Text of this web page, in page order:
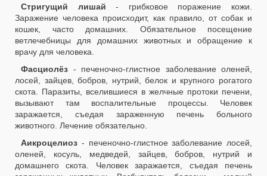
Стригущий лишай - грибковое поражение кожи.
Заражение человека происходит, как правило, от собак и
кошек, часто домашних. Обязательное посещение
ветлечебницы для домашних животных и обращение к
врачу для человека.
Фасциолёз - печеночно-глистное заболевание оленей,
лосей, зайцев, бобров, нутрий, белок и крупного рогатого
скота. Паразиты, вселившиеся в желчные протоки печени,
вызывают там воспалительные процессы. Человек
заражается, съедая зараженную печень больного
животного. Лечение обязательно.
Аикроцелиоз - печеночно-глистное заболевание лосей,
оленей, косуль, медведей, зайцев, бобров, нутрий и
домашнего скота. Человек заражается, съедая печень